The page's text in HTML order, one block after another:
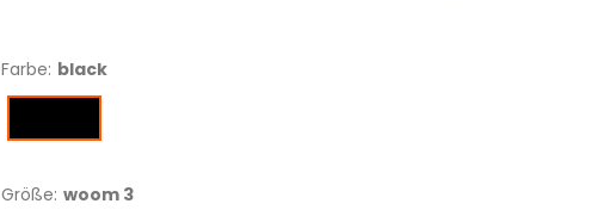
Farbe: black
Größe: woom 3